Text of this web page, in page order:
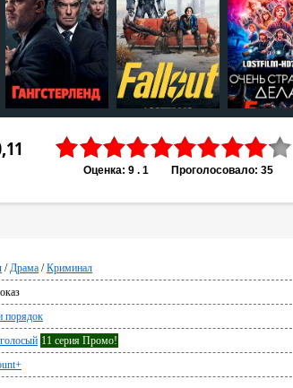
Оценка: 9 . 1 Проголосовало: 35
/Драма /Криминал
порядок
11 серия Промо!